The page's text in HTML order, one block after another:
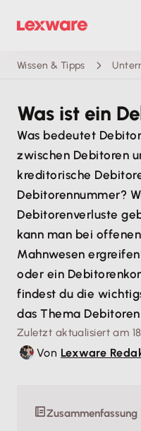
Wissen & Tipps
Was ist ein
Was bedeutet
zwischen Debitoren
kreditorische
Debitorennummer?
Debitorenverluste
kann man bei
Mahnwesen
oder ein
findest du die
das Thema
Zuletzt aktualisiert am
Von Lexware
Zusammenfassung